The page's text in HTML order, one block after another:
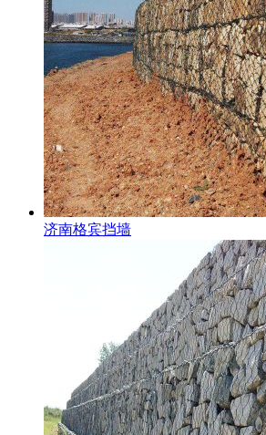
济南格宾挡墙